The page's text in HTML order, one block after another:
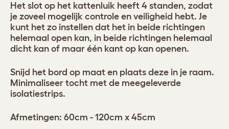
Het slot op het kattenluik heeft 4 standen, zodat
je zoveel mogelijk controle en veiligheid hebt. Je
kunt het zo instellen dat het in beide richtingen
helemaal open kan, in beide richtingen helemaal
dicht kan of maar één kant op kan openen.
Snijd het bord op maat en plaats deze in je raam.
Minimaliseer tocht met de meegeleverde
isolatiestrips.
Afmetingen: 60cm - 120cm x 45cm